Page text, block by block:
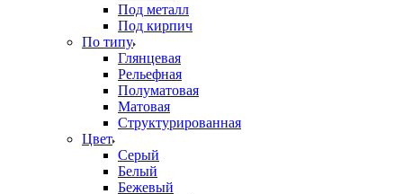
Под металл
Под кирпич
По типу
Глянцевая
Рельефная
Полуматовая
Матовая
Структурированная
Цвет
Серый
Белый
Бежевый